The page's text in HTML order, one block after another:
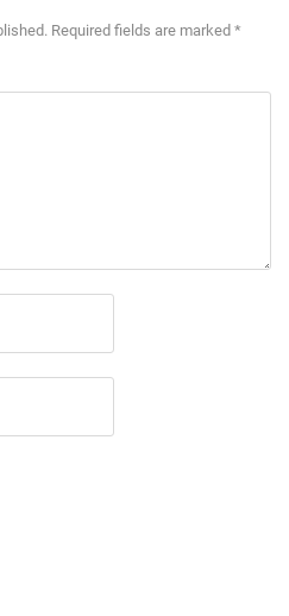
Required fields are marked *